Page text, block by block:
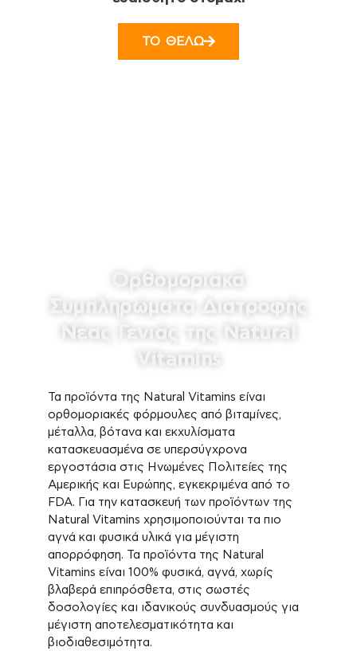
ΤΟ ΘΕΛΩ
Ορθομοριακά
Συμπληρώματα Διατροφής
Νέας Γενιάς της Natural
Vitamins
Τα προϊόντα της Natural Vitamins είναι
ορθομοριακές φόρμουλες από βιταμίνες,
μέταλλα, βότανα και εκχυλίσματα
κατασκευασμένα σε υπερσύγχρονα
εργοστάσια στις Ηνωμένες Πολιτείες της
Αμερικής και Ευρώπης, εγκεκριμένα από το
FDA. Για την κατασκευή των προϊόντων της
Natural Vitamins χρησιμοποιούνται τα πιο
αγνά και φυσικά υλικά για μέγιστη
απορρόφηση. Τα προϊόντα της Natural
Vitamins είναι 100% φυσικά, αγνά, χωρίς
βλαβερά επιπρόσθετα, στις σωστές
δοσολογίες και ιδανικούς συνδυασμούς για
μέγιστη αποτελεσματικότητα και
βιοδιαθεσιμότητα.